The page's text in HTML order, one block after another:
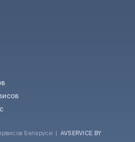
Беларуси | AVSERVICE.BY